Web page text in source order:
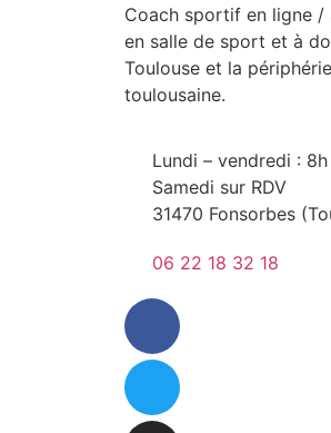
Coach sportif en ligne /
en salle de sport et à
Toulouse et la périphérie
toulousaine.
Lundi – vendredi :
Samedi sur RDV
31470 Fonsorbes
06 22 18 32 18